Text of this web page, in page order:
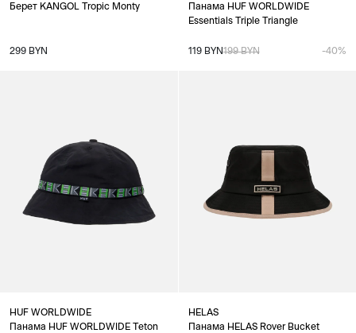
Берет KANGOL Tropic Monty
299 BYN
Панама HUF WORLDWIDE
Essentials Triple Triangle
119 BYN199 BYN -40%
HUF WORLDWIDE
Панама HUF WORLDWIDE Teton
HELAS
Панама HELAS Rover Bucket